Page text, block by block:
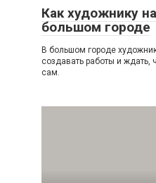
Как художнику
большом городе
В большом городе
создавать работы и ждать,
сам.